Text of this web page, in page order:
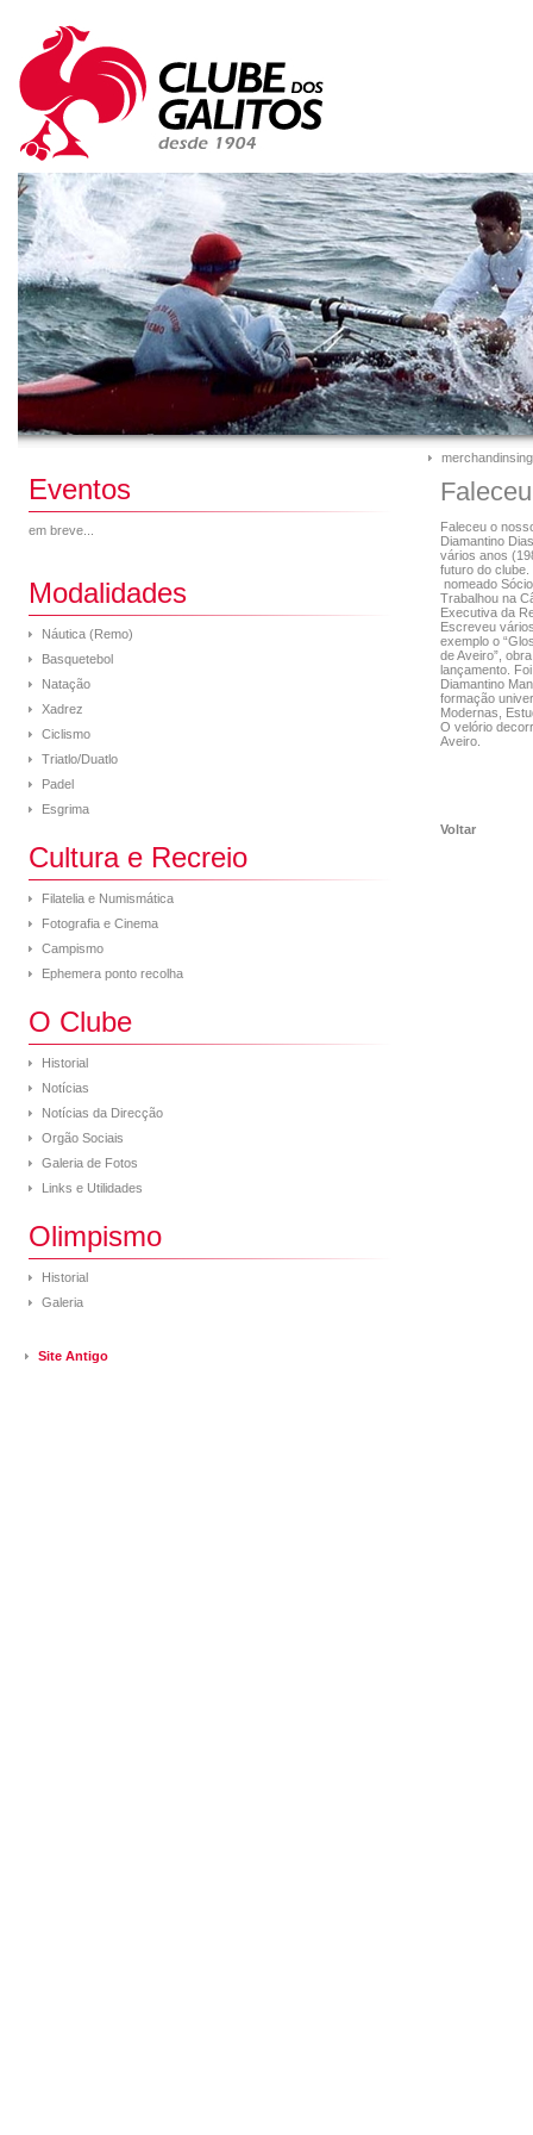
Eventos
em breve...
Modalidades
Náutica (Remo)
Basquetebol
Natação
Xadrez
Ciclismo
Triatlo/Duatlo
Padel
Esgrima
Cultura e Recreio
Filatelia e Numismática
Fotografia e Cinema
Campismo
Ephemera ponto recolha
O Clube
Historial
Notícias
Notícias da Direcção
Orgão Sociais
Galeria de Fotos
Links e Utilidades
Olimpismo
Historial
Galeria
Site Antigo
merchandinsing
Faleceu o
Diamantino
vários anos
futuro do clube.
nomeado
Trabalhou na
Executiva da
Escreveu
exemplo o
de Aveiro”,
lançamento.
Diamantino
formação
Modernas,
O velório
Aveiro.
Voltar